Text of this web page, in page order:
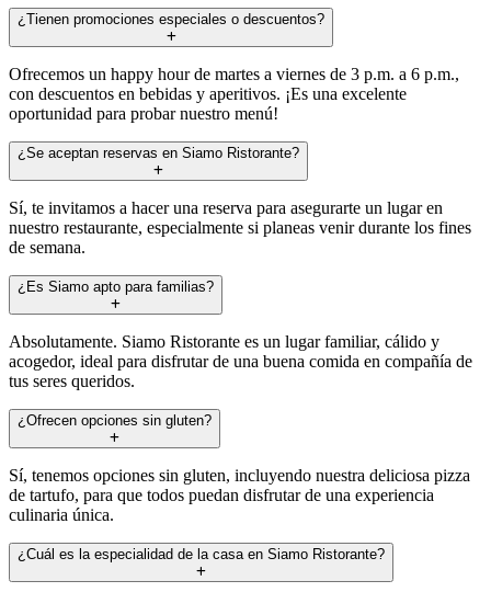
¿Tienen promociones especiales o descuentos?
Ofrecemos un happy hour de martes a viernes de 3 p.m. a 6 p.m.,
con descuentos en bebidas y aperitivos. ¡Es una excelente
oportunidad para probar nuestro menú!
¿Se aceptan reservas en Siamo Ristorante?
Sí, te invitamos a hacer una reserva para asegurarte un lugar en
nuestro restaurante, especialmente si planeas venir durante los fines
de semana.
¿Es Siamo apto para familias?
Absolutamente. Siamo Ristorante es un lugar familiar, cálido y
acogedor, ideal para disfrutar de una buena comida en compañía de
tus seres queridos.
¿Ofrecen opciones sin gluten?
Sí, tenemos opciones sin gluten, incluyendo nuestra deliciosa pizza
de tartufo, para que todos puedan disfrutar de una experiencia
culinaria única.
¿Cuál es la especialidad de la casa en Siamo Ristorante?